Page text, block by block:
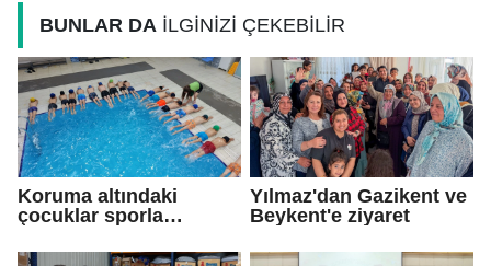
BUNLAR DA İLGİNİZİ ÇEKEBİLİR
Koruma altındaki
çocuklar sporla
Yılmaz'dan Gazikent ve
Beykent'e ziyaret